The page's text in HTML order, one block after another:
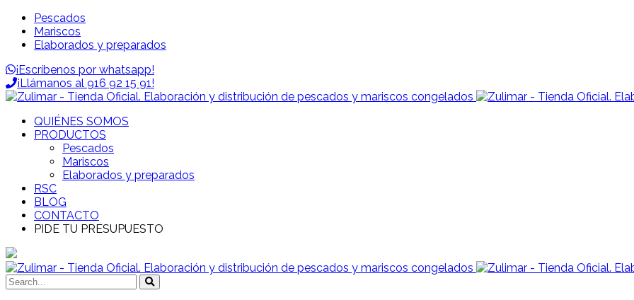
Pescados
Mariscos
Elaborados y preparados
¡Escríbenos por whatsapp!
¡Llámanos al 916 92 15 91!
QUIÉNES SOMOS
PRODUCTOS
Pescados
Mariscos
Elaborados y preparados
RSC
BLOG
CONTACTO
PIDE TU PRESUPUESTO